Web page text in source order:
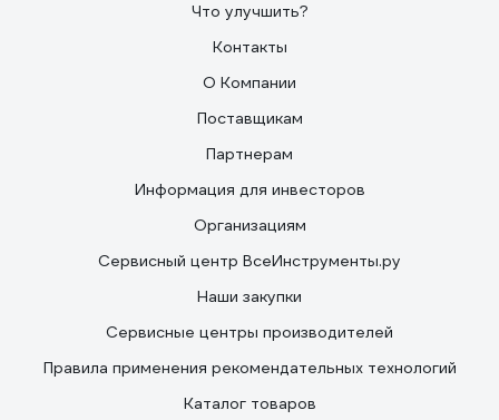
Что улучшить?
Контакты
О Компании
Поставщикам
Партнерам
Информация для инвесторов
Организациям
Сервисный центр ВсеИнструменты.ру
Наши закупки
Сервисные центры производителей
Правила применения рекомендательных технологий
Каталог товаров